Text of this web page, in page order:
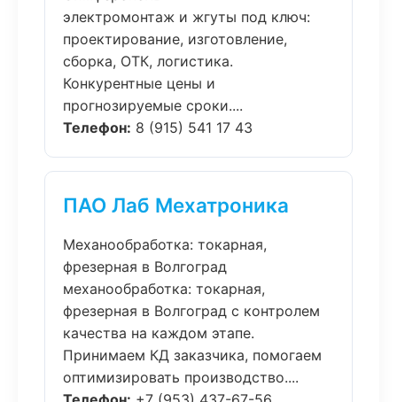
электромонтаж и жгуты под ключ:
проектирование, изготовление,
сборка, ОТК, логистика.
Конкурентные цены и
прогнозируемые сроки....
Телефон: 8 (915) 541 17 43
ПАО Лаб Мехатроника
Механообработка: токарная,
фрезерная в Волгоград
механообработка: токарная,
фрезерная в Волгоград с контролем
качества на каждом этапе.
Принимаем КД заказчика, помогаем
оптимизировать производство....